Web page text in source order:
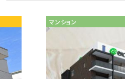
マンション